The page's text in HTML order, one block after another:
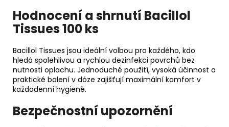
Hodnocení a shrnutí Bacillol
Tissues 100 ks
Bacillol Tissues jsou ideální volbou pro každého, kdo
hledá spolehlivou a rychlou dezinfekci povrchů bez
nutnosti oplachu. Jednoduché použití, vysoká účinnost a
praktické balení v dóze zajišťují maximální komfort v
každodenní hygieně.
Bezpečnostní upozornění